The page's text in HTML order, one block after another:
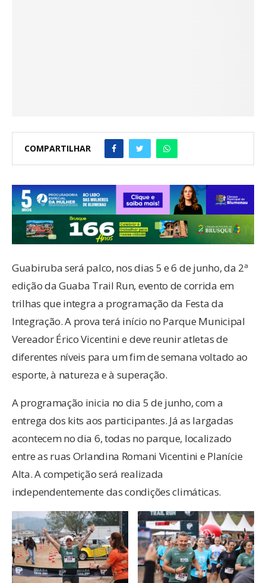
COMPARTILHAR
Guabiruba será palco, nos dias 5 e 6 de junho, da 2ª
edição da Guaba Trail Run, evento de corrida em
trilhas que integra a programação da Festa da
Integração. A prova terá início no Parque Municipal
Vereador Érico Vicentini e deve reunir atletas de
diferentes níveis para um fim de semana voltado ao
esporte, à natureza e à superação.
A programação inicia no dia 5 de junho, com a
entrega dos kits aos participantes. Já as largadas
acontecem no dia 6, todas no parque, localizado
entre as ruas Orlandina Romani Vicentini e Planície
Alta. A competição será realizada
independentemente das condições climáticas.